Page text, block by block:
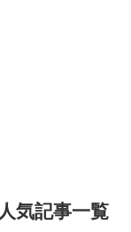
人気記事一覧